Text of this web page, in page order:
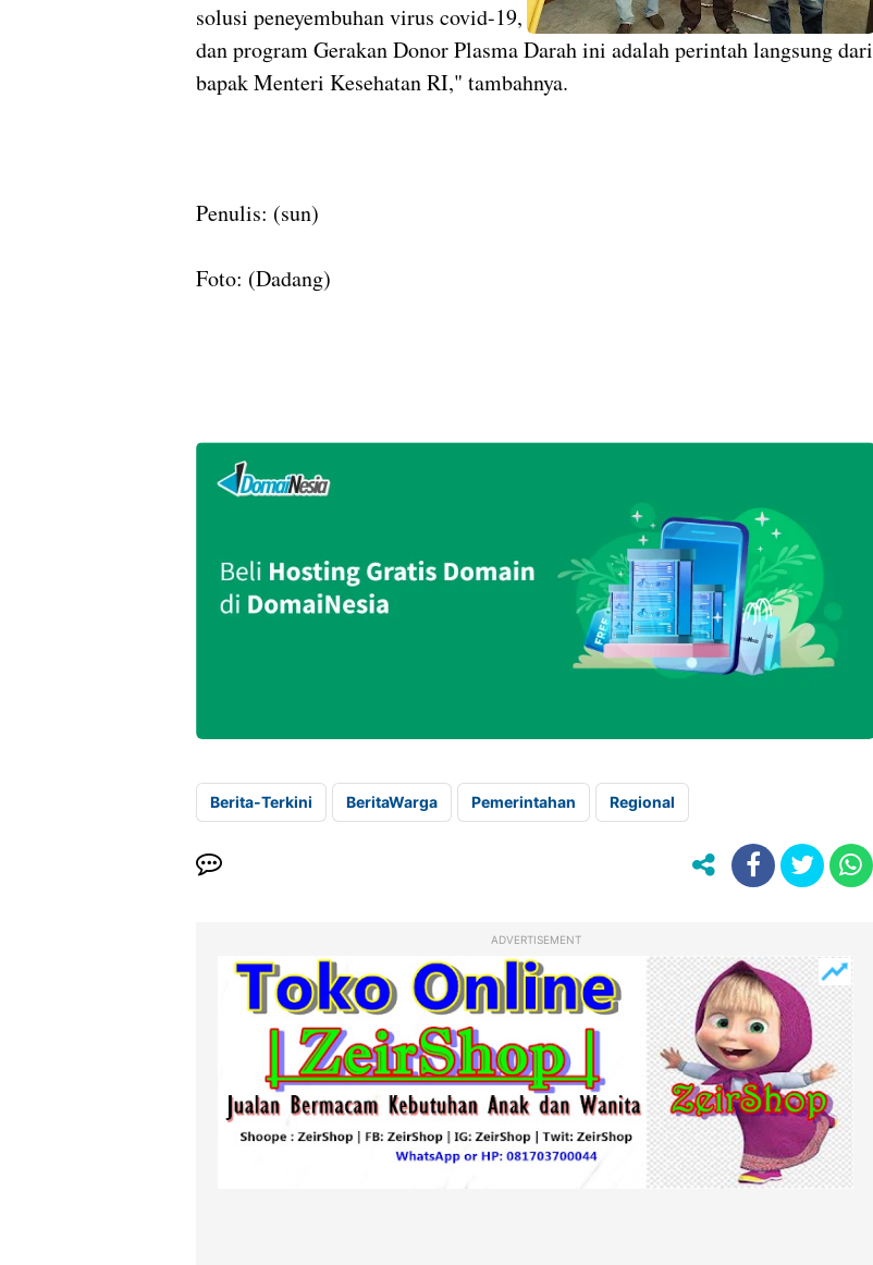
solusi peneyembuhan virus covid-19,
dan program Gerakan Donor Plasma Darah ini adalah perintah langsung dari
bapak Menteri Kesehatan RI," tambahnya.
Penulis: (sun)
Foto: (Dadang)
Berita-Terkini BeritaWarga Pemerintahan Regional
ADVERTISEMENT